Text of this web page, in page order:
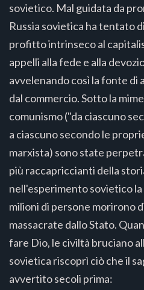
sovietico. Mal guidata da
Russia sovietica ha tentato
profitto intrinseco al
appelli alla fede e alla
avvelenando così la fonte
dal commercio. Sotto la
comunismo ("da ciascuno
a ciascuno secondo le
marxista) sono state
più raccapriccianti della
nell'esperimento sovietico
milioni di persone morirono
massacrate dallo Stato.
fare Dio, le civiltà bruciano
sovietica riscoprì ciò che il
avvertito secoli prima: